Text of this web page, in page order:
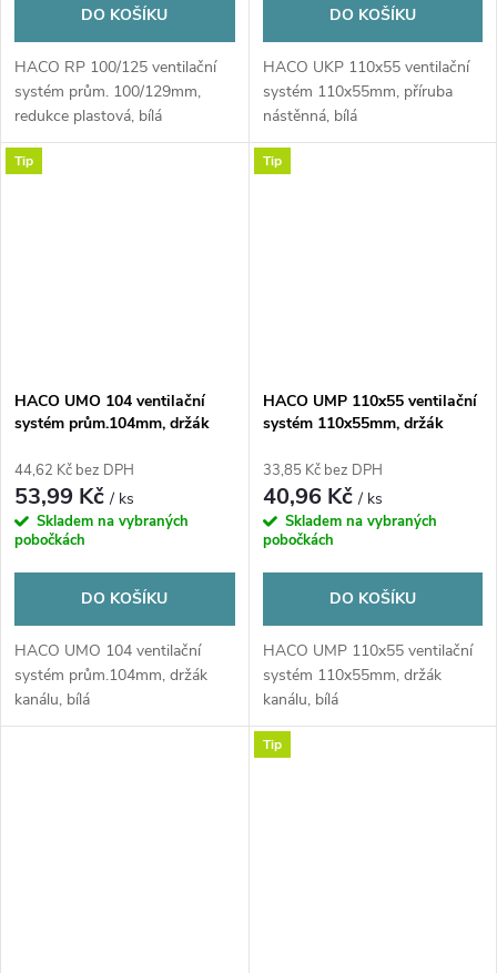
DO KOŠÍKU
HACO RP 100/125 ventilační
systém prům. 100/129mm,
redukce plastová, bílá
DO KOŠÍKU
HACO UKP 110x55 ventilační
systém 110x55mm, příruba
nástěnná, bílá
Tip
HACO UMO 104 ventilační
systém prům.104mm, držák
44,62 Kč bez DPH
53,99 Kč/ ks
Skladem na vybraných
pobočkách
DO KOŠÍKU
HACO UMO 104 ventilační
systém prům.104mm, držák
kanálu, bílá
Tip
HACO UMP 110x55 ventilační
systém 110x55mm, držák
33,85 Kč bez DPH
40,96 Kč/ ks
Skladem na vybraných
pobočkách
DO KOŠÍKU
HACO UMP 110x55 ventilační
systém 110x55mm, držák
kanálu, bílá
Tip